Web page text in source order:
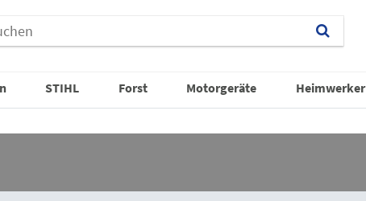
STIHL Forst Motorgeräte Heimwerker